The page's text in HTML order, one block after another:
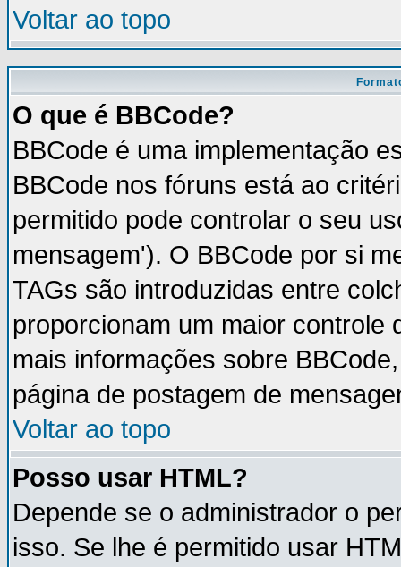
Voltar ao topo
O que é BBCode?
BBCode é uma implementação
BBCode nos fóruns está ao
permitido pode controlar o seu
mensagem'). O BBCode por si
TAGs são introduzidas entre
proporcionam um maior controle
mais informações sobre
página de postagem de
Voltar ao topo
Posso usar HTML?
Depende se o administrador o
isso. Se lhe é permitido usar